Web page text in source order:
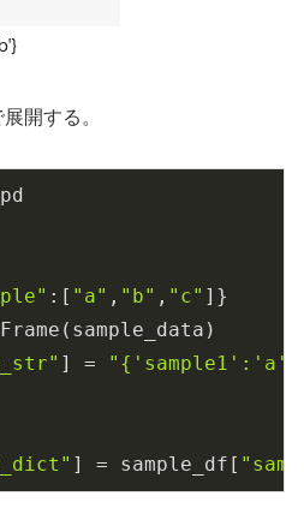
開する。
pd
:[ "a" , "b" , "c" ]}
] =
] = sample_df[